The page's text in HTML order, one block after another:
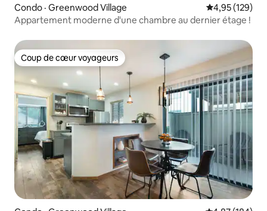
Condo · Greenwood Village Note
4,95 (129)
Appartement moderne d'une chambre au dernier étage !
Coup de cœur voyageurs
Coup de cœur voyageurs